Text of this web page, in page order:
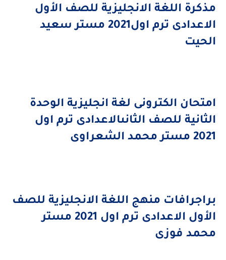
مذكرة اللغة الانجليزية للصف الأول
الاعدادى ترم اول2021 مستر سعيد
الحيت
امتحان الكترونى لغة انجليزية الوحدة
الثانية للصف الثانىالاعدادى ترم اول
2021 مستر محمد الشعراوى
براجرافات منهج اللغة الانجليزية للصف
الأول الاعدادى ترم اول 2021 مستر
محمد فوزى